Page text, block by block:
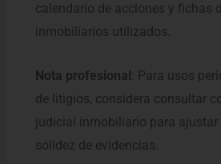
calendario de acciones y fichas
inmobiliarios utilizados.
Nota profesional : Para usos
de litigios, considera consultar
judicial inmobiliario para ajustar
solidez de evidencias.